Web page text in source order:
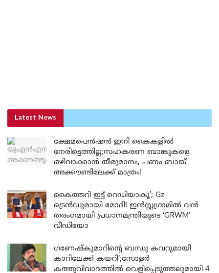
Latest News
ക്ഷേമപെൻഷൻ ഇനി കൈകളിൽ
നേരിട്ടെത്തില്ല;സഹകരണ ബാങ്കുകളെ
ഒഴിവാക്കാൻ തീരുമാനം, പണം ബാങ്ക്
അക്കൗണ്ടിലേക്ക് മാത്രം!
കൈത്തറി ഇട്ട് റെഡിയാകൂ’; Gz
ട്രെൻഡുമായി മോദി! ഇൻസ്റ്റഗ്രാമിൽ വൻ
തരംഗമായി പ്രധാനമന്ത്രിയുടെ ‘GRWM’
വീഡിയോ
ഗണേഷ്കുമാറിന്റെ ബന്ധു കവറുമായി
കാറിലേക്ക് കയറി’;സോളർ
കത്തുവിവാദത്തിൽ വെളിപ്പെടുത്തലുമായി 4